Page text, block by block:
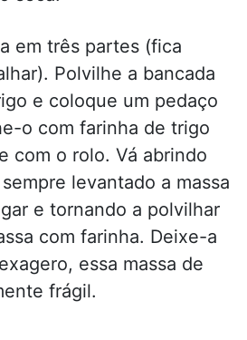
em três partes (fica
Polvilhe a bancada
e coloque um pedaço
o com farinha de trigo
com o rolo. Vá abrindo
levantado a massa
e tornando a polvilhar
com farinha. Deixe-a
essa massa de
frágil.